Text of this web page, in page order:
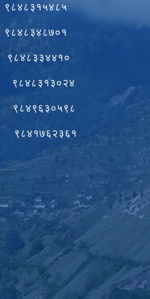
९८४८३४८७०१
९८४८३३४४१०
९८४८३१३०२४
९८४९६३०५९८
९८४१७६२३६१